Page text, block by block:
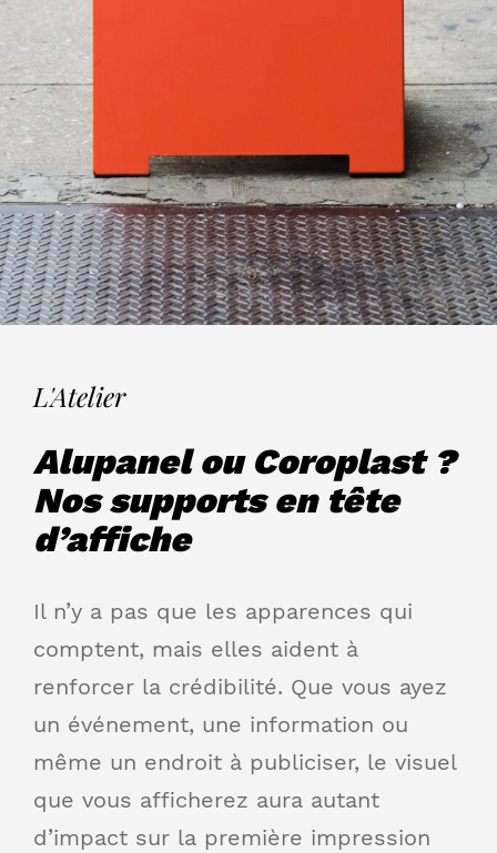
L'Atelier
Alupanel ou Coroplast ?
Nos supports en tête
d’affiche
Il n’y a pas que les apparences qui
comptent, mais elles aident à
renforcer la crédibilité. Que vous ayez
un événement, une information ou
même un endroit à publiciser, le visuel
que vous afficherez aura autant
d’impact sur la première impression